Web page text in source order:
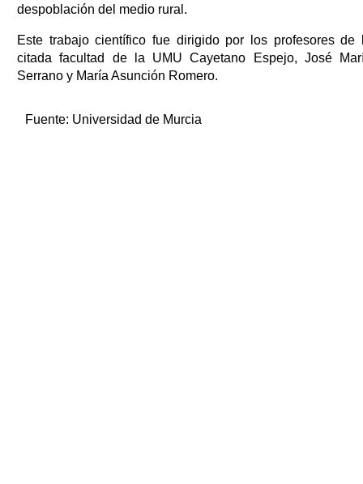
despoblación del medio rural.
Este trabajo científico fue dirigido por los profesores de
citada facultad de la UMU Cayetano Espejo, José
Serrano y María Asunción Romero.
Fuente: Universidad de Murcia